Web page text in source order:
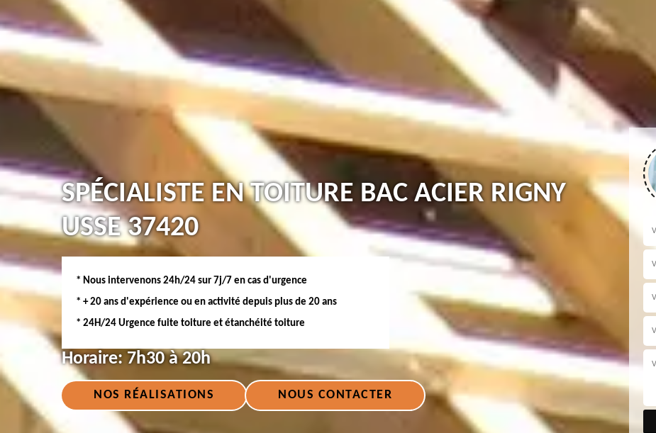
SPÉCIALISTE EN TOITURE BAC ACIER RIGNY
USSE 37420
* Nous intervenons 24h/24 sur 7j/7 en cas d'urgence
* + 20 ans d'expérience ou en activité depuis plus de 20 ans
* 24H/24 Urgence fuite toiture et étanchéité toiture
Horaire:7h30 à 20h
NOS RÉALISATIONS NOUS CONTACTER